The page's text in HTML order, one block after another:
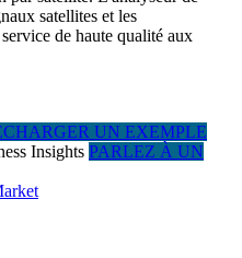
satellites et les
de haute qualité aux
UN EXEMPLE
PARLEZ À UN